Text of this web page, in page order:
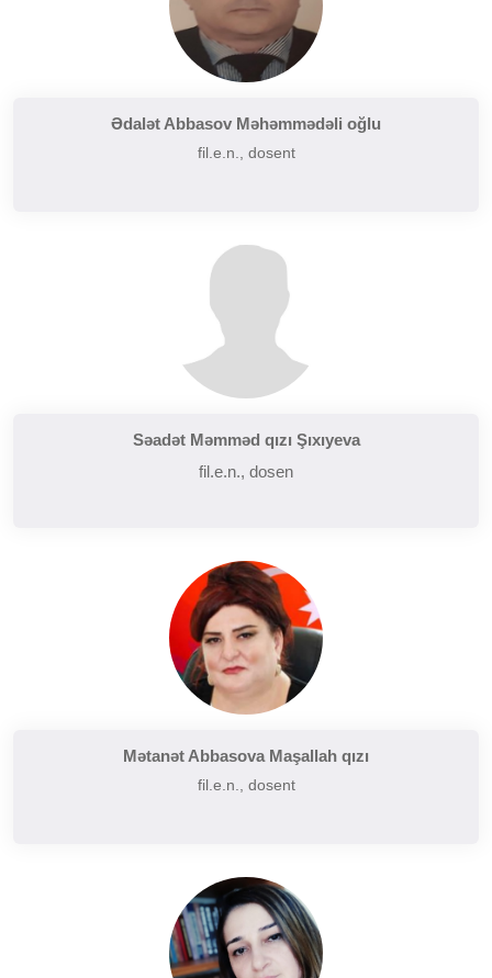
Ədalət Abbasov Məhəmmədəli oğlu
fil.e.n., dosent
Səadət Məmməd qızı Şıxıyeva
fil.e.n., dosen
Mətanət Abbasova Maşallah qızı
fil.e.n., dosent